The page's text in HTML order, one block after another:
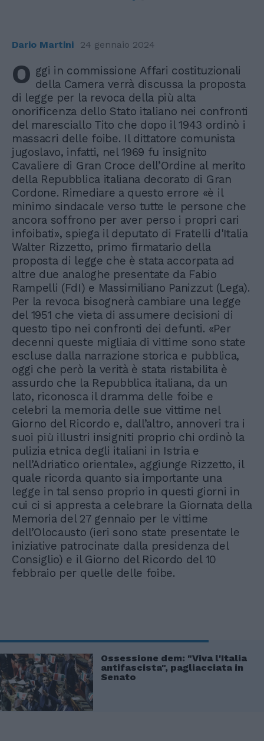
Dario Martini 24 gennaio 2024
O ggi in commissione Affari costituzionali
della Camera verrà discussa la proposta
di legge per la revoca della più alta
onorificenza dello Stato italiano nei confronti
del maresciallo Tito che dopo il 1943 ordinò i
massacri delle foibe. Il dittatore comunista
jugoslavo, infatti, nel 1969 fu insignito
Cavaliere di Gran Croce dell’Ordine al merito
della Repubblica italiana decorato di Gran
Cordone. Rimediare a questo errore «è il
minimo sindacale verso tutte le persone che
ancora soffrono per aver perso i propri cari
infoibati», spiega il deputato di Fratelli d'Italia
Walter Rizzetto, primo firmatario della
proposta di legge che è stata accorpata ad
altre due analoghe presentate da Fabio
Rampelli (FdI) e Massimiliano Panizzut (Lega).
Per la revoca bisognerà cambiare una legge
del 1951 che vieta di assumere decisioni di
questo tipo nei confronti dei defunti. «Per
decenni queste migliaia di vittime sono state
escluse dalla narrazione storica e pubblica,
oggi che però la verità è stata ristabilita è
assurdo che la Repubblica italiana, da un
lato, riconosca il dramma delle foibe e
celebri la memoria delle sue vittime nel
Giorno del Ricordo e, dall’altro, annoveri tra i
suoi più illustri insigniti proprio chi ordinò la
pulizia etnica degli italiani in Istria e
nell’Adriatico orientale», aggiunge Rizzetto, il
quale ricorda quanto sia importante una
legge in tal senso proprio in questi giorni in
cui ci si appresta a celebrare la Giornata della
Memoria del 27 gennaio per le vittime
dell’Olocausto (ieri sono state presentate le
iniziative patrocinate dalla presidenza del
Consiglio) e il Giorno del Ricordo del 10
febbraio per quelle delle foibe.
Ossessione dem: "Viva l'Italia
antifascista", pagliacciata in
Senato